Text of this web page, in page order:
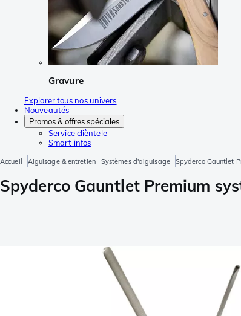
Gravure
Explorer tous nos univers
Nouveautés
Promos & offres spéciales
Service clièntele
Smart infos
Accueil Aiguisage & entretien Systèmes d'aiguisage Spyderco Gauntlet
Spyderco Gauntlet Premium